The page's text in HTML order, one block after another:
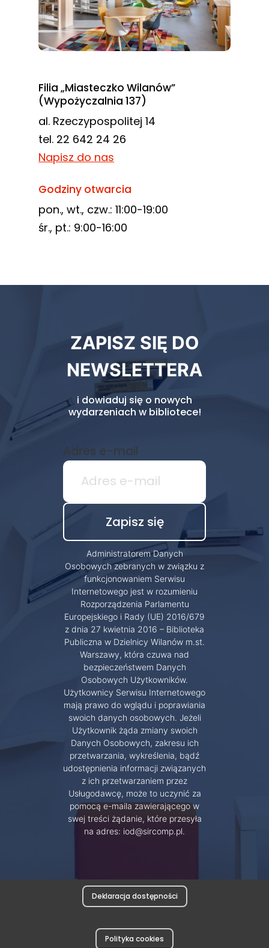
Filia „Miasteczko Wilanów”
(Wypożyczalnia 137)
al. Rzeczypospolitej 14
tel. 22 642 24 26
Napisz do nas
Godziny otwarcia
pon., wt., czw.: 11:00-19:00
śr., pt.: 9:00-16:00
biblioteki
ZAPISZ SIĘ DO
NEWSLETTERA
i dowiaduj się o nowych
wydarzeniach w bibliotece!
Adres e-mail
Administratorem Danych
Osobowych zebranych w związku z
funkcjonowaniem Serwisu
Internetowego jest w rozumieniu
Rozporządzenia Parlamentu
Europejskiego i Rady (UE) 2016/679
z dnia 27 kwietnia 2016 – Biblioteka
Publiczna w Dzielnicy Wilanów m.st.
Warszawy, która czuwa nad
bezpieczeństwem Danych
Osobowych Użytkowników.
Użytkownicy Serwisu Internetowego
mają prawo do wglądu i poprawiania
swoich danych osobowych. Jeżeli
Użytkownik żąda zmiany swoich
Danych Osobowych, zakresu ich
przetwarzania, wykreślenia, bądź
udostępnienia informacji związanych
z ich przetwarzaniem przez
Usługodawcę, może to uczynić za
pomocą e-maila zawierającego w
swej treści żądanie, które przesyła
na adres: iod@sircomp.pl.
Deklaracja dostępności
Polityka cookies